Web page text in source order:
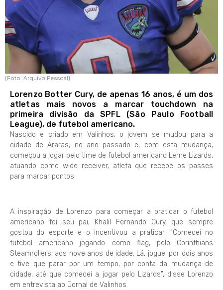
(Foto: Arquivo Pessoal)
Lorenzo Botter Cury, de apenas 16 anos, é um dos
atletas mais novos a marcar touchdown na
primeira divisão da SPFL (São Paulo Football
League), de futebol americano.
Nascido e criado em Valinhos, o jovem se mudou para a
cidade de Araras, no ano passado e, com esta mudança,
começou a jogar pelo time de futebol americano Leme Lizards,
atuando como wide receiver, atleta que recebe os passes
para marcar pontos.
A inspiração de Lorenzo para começar a praticar o futebol
americano foi seu pai, Khalil Fernando Cury, que sempre
gostou do esporte e o incentivou a praticar. “Comecei no
futebol americano jogando como flag, pelo Corinthians
Steamrollers, aos nove anos de idade. Lá, joguei por dois anos
e tive que parar por um tempo, por conta da mudança de
cidade, até que comecei a jogar pelo Lizards”, disse Lorenzo
em entrevista ao Jornal de Valinhos.